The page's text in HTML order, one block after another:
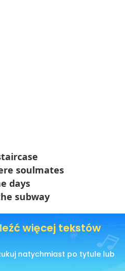
soulmates
days
subway
więcej tekstów
natychmiast po tytule lub